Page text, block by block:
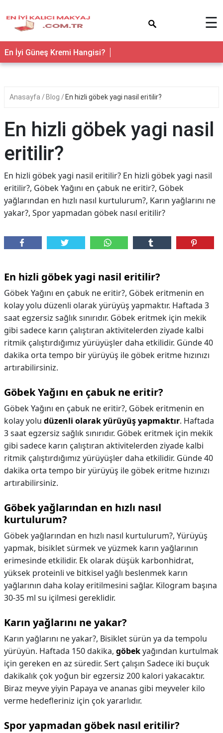
☰
En İyi Güneş Kremi Hangisi?
Anasayfa Blog En hizli göbek yagi nasil eritilir?
En hizli göbek yagi nasil
eritilir?
En hizli göbek yagi nasil eritilir? En hizli göbek yagi nasil
eritilir?, Göbek Yağını en çabuk ne eritir?, Göbek
yağlarından en hızlı nasıl kurtulurum?, Karın yağlarını ne
yakar?, Spor yapmadan göbek nasıl eritilir?
En hizli göbek yagi nasil eritilir?
Göbek Yağını en çabuk ne eritir?, Göbek eritmenin en
kolay yolu düzenli olarak yürüyüş yapmaktır. Haftada 3
saat egzersiz sağlık sınırıdır. Göbek eritmek için mekik
gibi sadece karın çalıştıran aktivitelerden ziyade kalbi
ritmik çalıştırdığımız yürüyüşler daha etkilidir. Günde 40
dakika orta tempo bir yürüyüş ile göbek eritme hızınızı
artırabilirsiniz.
Göbek Yağını en çabuk ne eritir?
Göbek Yağını en çabuk ne eritir?, Göbek eritmenin en
kolay yolu düzenli olarak yürüyüş yapmaktır. Haftada
3 saat egzersiz sağlık sınırıdır. Göbek eritmek için mekik
gibi sadece karın çalıştıran aktivitelerden ziyade kalbi
ritmik çalıştırdığımız yürüyüşler daha etkilidir. Günde 40
dakika orta tempo bir yürüyüş ile göbek eritme hızınızı
artırabilirsiniz.
Göbek yağlarından en hızlı nasıl
kurtulurum?
Göbek yağlarından en hızlı nasıl kurtulurum?, Yürüyüş
yapmak, bisiklet sürmek ve yüzmek karın yağlarının
erimesinde etkilidir. Ek olarak düşük karbonhidrat,
yüksek proteinli ve bitkisel yağlı beslenmek karın
yağlarının daha kolay eritilmesini sağlar. Kilogram başına
30-35 ml su içilmesi gereklidir.
Karın yağlarını ne yakar?
Karın yağlarını ne yakar?, Bisiklet sürün ya da tempolu
yürüyün. Haftada 150 dakika, göbekyağından kurtulmak
için gereken en az süredir. Sert çalışın Sadece iki buçuk
dakikalık çok yoğun bir egzersiz 200 kalori yakacaktır.
Biraz meyve yiyin Papaya ve ananas gibi meyveler kilo
verme hedefleriniz için çok yararlıdır.
Spor yapmadan göbek nasıl eritilir?